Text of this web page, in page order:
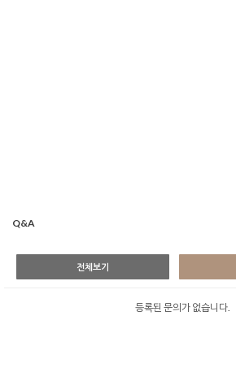
Q&A
전체보기
등록된 문의가 없습니다.